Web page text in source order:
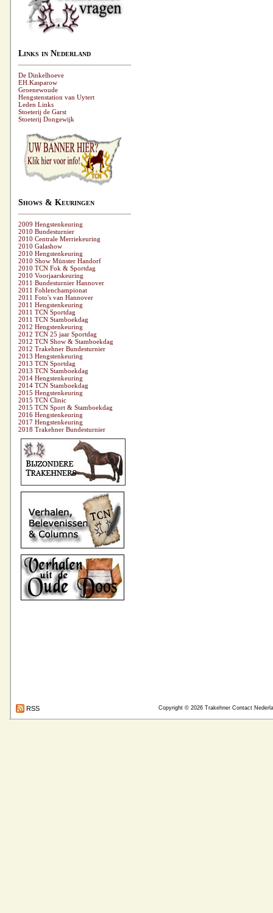
Links in Nederland
De Dinkelhoeve
EH.Kasparow
Groenewoude
Hengstenstation van Uytert
Leden Links
Stoeterij de Garst
Stoeterij Dongewijk
Shows & Keuringen
2009 Hengstenkeuring
2010 Bundesturnier
2010 Centrale Merriekeuring
2010 Galashow
2010 Hengstenkeuring
2010 Show Münster Handorf
2010 TCN Fok & Sportdag
2010 Voorjaarskeuring
2011 Bundesturnier Hannover
2011 Fohlenchampionat
2011 Foto's van Hannover
2011 Hengstenkeuring
2011 TCN Sportdag
2011 TCN Stamboekdag
2012 Hengstenkeuring
2012 TCN 25 jaar Sportdag
2012 TCN Show & Stamboekdag
2012 Trakehner Bundesturnier
2013 Hengstenkeuring
2013 TCN Sportdag
2013 TCN Stamboekdag
2014 Hengstenkeuring
2014 TCN Stamboekdag
2015 Hengstenkeuring
2015 TCN Clinic
2015 TCN Sport & Stamboekdag
2016 Hengstenkeuring
2017 Hengstenkeuring
2018 Trakehner Bundesturnier
Copyright © 2026 Trakehner Contact
RSS